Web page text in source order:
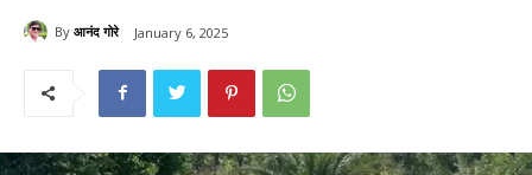
By आनंद गोरे January 6, 2025